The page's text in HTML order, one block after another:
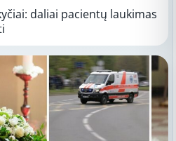
daliai pacientų laukimas